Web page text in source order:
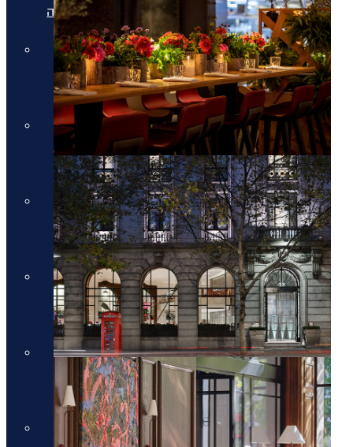
מלונות יוקרה בריביירה של אתונה
מלונות יוקרה ביוון היבשתית
מלונות יוקרה ביוון היבשתית
מלונות יוקרה בסלוניקי
מלונות יוקרה בסלוניקי
מלונות יוקרה באוסטריה
מלונות יוקרה באוסטריה
מלונות יוקרה בתאילנד
מלונות יוקרה בתאילנד
מלונות יוקרה בסיישל
מלונות יוקרה בסיישל
מלונות יוקרה בדובאי